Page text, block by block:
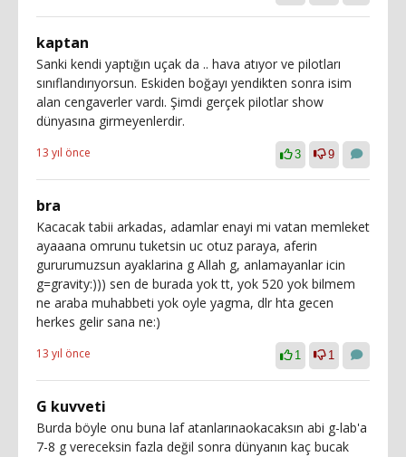
kaptan
Sanki kendi yaptığın uçak da .. hava atıyor ve pilotları
sınıflandırıyorsun. Eskiden boğayı yendikten sonra isim
alan cengaverler vardı. Şimdi gerçek pilotlar show
dünyasına girmeyenlerdir.
13 yıl önce 3 9
bra
Kacacak tabii arkadas, adamlar enayi mi vatan memleket
ayaaana omrunu tuketsin uc otuz paraya, aferin
gururumuzsun ayaklarina g Allah g, anlamayanlar icin
g=gravity:))) sen de burada yok tt, yok 520 yok bilmem
ne araba muhabbeti yok oyle yagma, dlr hta gecen
herkes gelir sana ne:)
13 yıl önce 1 1
G kuvveti
Burda böyle onu buna laf atanlarınaokacaksın abi g-lab'a
7-8 g vereceksin fazla değil sonra dünyanın kaç bucak